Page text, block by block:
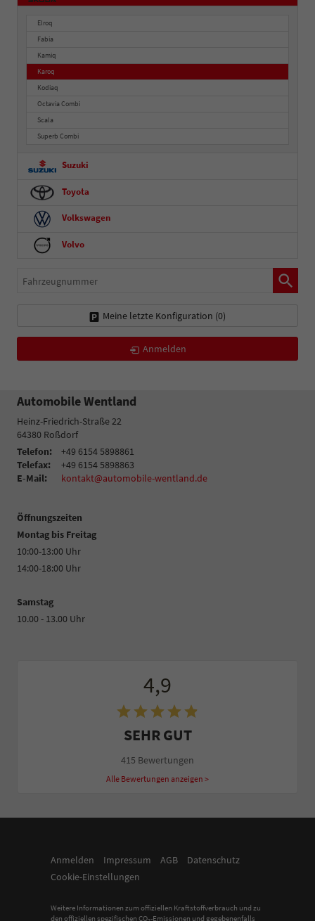
Elroq
Fabia
Kamiq
Karoq
Kodiaq
Octavia Combi
Scala
Superb Combi
Suzuki
Toyota
Volkswagen
Volvo
Fahrzeugnummer
Meine letzte Konfiguration (0)
Anmelden
Automobile Wentland
Heinz-Friedrich-Straße 22
64380 Roßdorf
Telefon:
+49 6154 5898861
Telefax:
+49 6154 5898863
E-Mail:
kontakt@automobile-wentland.de
Öffnungszeiten
Montag bis Freitag
10:00-13:00 Uhr
14:00-18:00 Uhr
Samstag
10.00 - 13.00 Uhr
4,9
SEHR GUT
415 Bewertungen
Alle Bewertungen anzeigen >
Anmelden Impressum AGB
Datenschutz
Cookie-Einstellungen
Weitere Informationen zum offiziellen Kraftstoffverbrauch und zu
den offiziellen spezifischen CO -Emissionen und gegebenenfalls